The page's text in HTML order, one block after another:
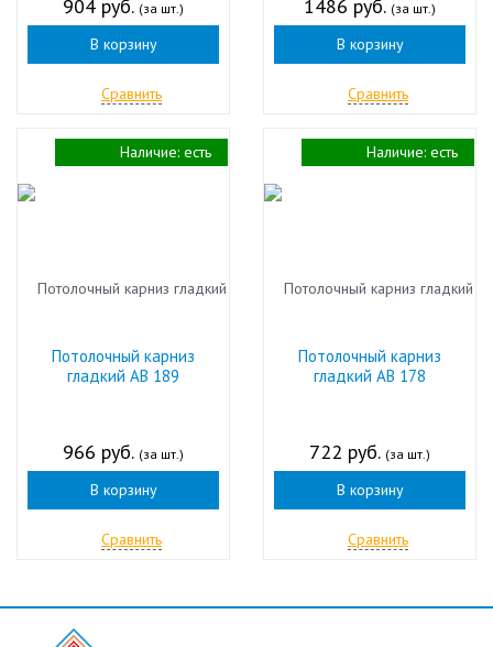
904 руб. (за шт.)
В корзину
Сравнить
1486 руб. (за шт.)
В корзину
Сравнить
Потолочный карниз
гладкий АВ 189
966 руб. (за шт.)
В корзину
Сравнить
Наличие: есть
Потолочный карниз
гладкий АВ 178
722 руб. (за шт.)
В корзину
Сравнить
Наличие: есть